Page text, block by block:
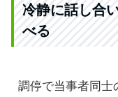
冷静に話し合
べる
調停で当事者同士